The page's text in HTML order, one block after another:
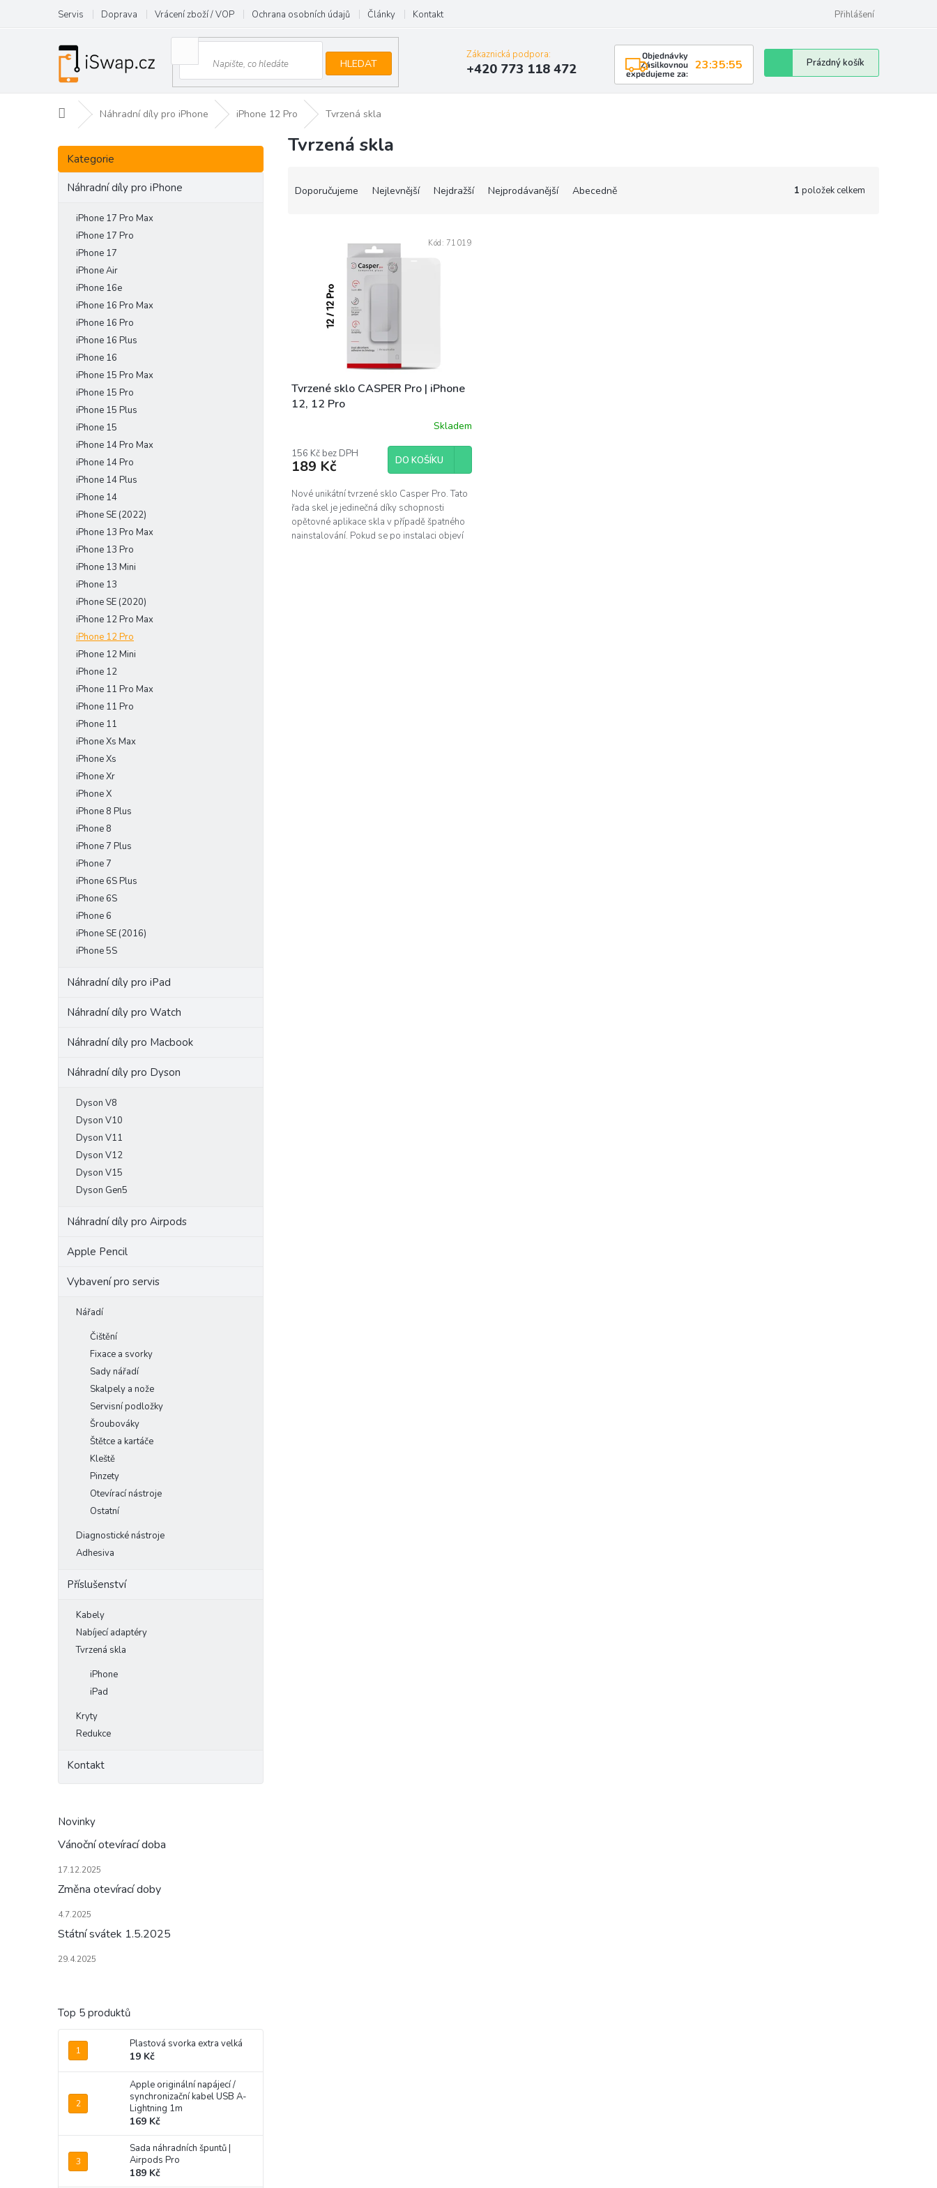
obsah
Servis Doprava Vrácení zboží / VOP Ochrana osobních údajů Články Kontakt Přihlášení
HLEDAT
Zákaznická podpora:
+420 773 118 472
Objednávky
Zásilkovnou
expedujeme za:
23:35:54
Nákupní
košík
Prázdný košík
Domů Náhradní díly pro iPhone iPhone 12 Pro Tvrzená skla
P
s
Přeskočit
kategorie
Kategorie
Náhradní díly pro iPhone
iPhone 17 Pro Max
iPhone 17 Pro
iPhone 17
iPhone Air
iPhone 16e
iPhone 16 Pro Max
iPhone 16 Pro
iPhone 16 Plus
iPhone 16
iPhone 15 Pro Max
iPhone 15 Pro
iPhone 15 Plus
iPhone 15
iPhone 14 Pro Max
iPhone 14 Pro
iPhone 14 Plus
iPhone 14
iPhone SE (2022)
iPhone 13 Pro Max
iPhone 13 Pro
iPhone 13 Mini
iPhone 13
iPhone SE (2020)
iPhone 12 Pro Max
iPhone 12 Pro
iPhone 12 Mini
iPhone 12
iPhone 11 Pro Max
iPhone 11 Pro
iPhone 11
iPhone Xs Max
iPhone Xs
iPhone Xr
iPhone X
iPhone 8 Plus
iPhone 8
iPhone 7 Plus
iPhone 7
iPhone 6S Plus
iPhone 6S
iPhone 6
iPhone SE (2016)
iPhone 5S
Náhradní díly pro iPad
Náhradní díly pro Watch
Náhradní díly pro Macbook
Náhradní díly pro Dyson
Dyson V8
Dyson V10
Dyson V11
Dyson V12
Dyson V15
Dyson Gen5
Náhradní díly pro Airpods
Apple Pencil
Vybavení pro servis
Nářadí
Čištění
Fixace a svorky
Sady nářadí
Skalpely a nože
Servisní podložky
Šroubováky
Štětce a kartáče
Kleště
Pinzety
Otevírací nástroje
Ostatní
Diagnostické nástroje
Adhesiva
Příslušenství
Kabely
Nabíjecí adaptéry
Tvrzená skla
iPhone
iPad
Kryty
Redukce
Kontakt
Novinky
Vánoční otevírací doba
17.12.2025
Změna otevírací doby
4.7.2025
Státní svátek 1.5.2025
29.4.2025
Top 5 produktů
Plastová svorka extra velká
19 Kč
Apple originální napájecí /
synchronizační kabel USB A-
Lightning 1m
169 Kč
Sada náhradních špuntů |
Airpods Pro
189 Kč
Tvrzená skla
Doporučujeme Nejlevnější Nejdražší Nejprodávanější Abecedně 1 položek celkem
k
t
Tvrzené sklo CASPER Pro | iPhone
12, 12 Pro
Skladem
156 Kč bez DPH
189 Kč DO KOŠÍKU
Nové unikátní tvrzené sklo Casper Pro. Tato
řada skel je jedinečná díky schopnosti
opětovné aplikace skla v případě špatného
nainstalování. Pokud se po instalaci objeví
Kód: 71019